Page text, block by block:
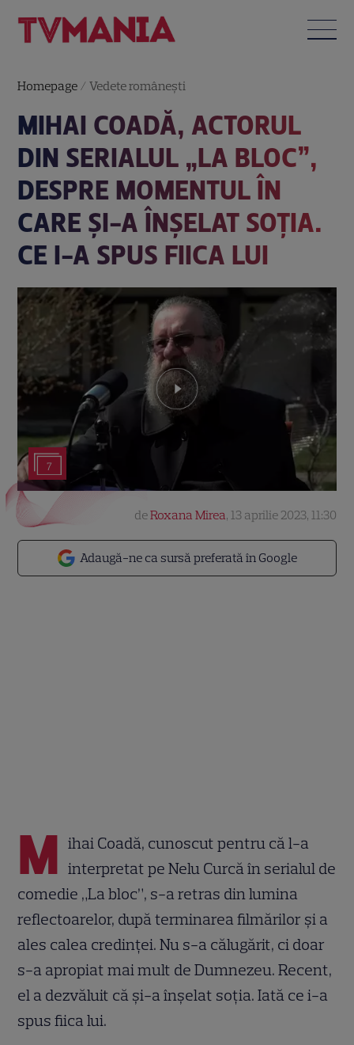
Homepage /Vedete româneşti
MIHAI COADĂ, ACTORUL
DIN SERIALUL „LA BLOC”,
DESPRE MOMENTUL ÎN
CARE ȘI-A ÎNȘELAT SOȚIA.
CE I-A SPUS FIICA LUI
7
Adaugă-ne ca sursă preferată în Google
deRoxana Mirea, 13 aprilie 2023, 11:30
M ihai Coadă, cunoscut pentru că l-a
interpretat pe Nelu Curcă în serialul de
comedie „La bloc”, s-a retras din lumina
reflectoarelor, după terminarea filmărilor și a
ales calea credinței. Nu s-a călugărit, ci doar
s-a apropiat mai mult de Dumnezeu. Recent,
el a dezvăluit că și-a înșelat soția. Iată ce i-a
spus fiica lui.